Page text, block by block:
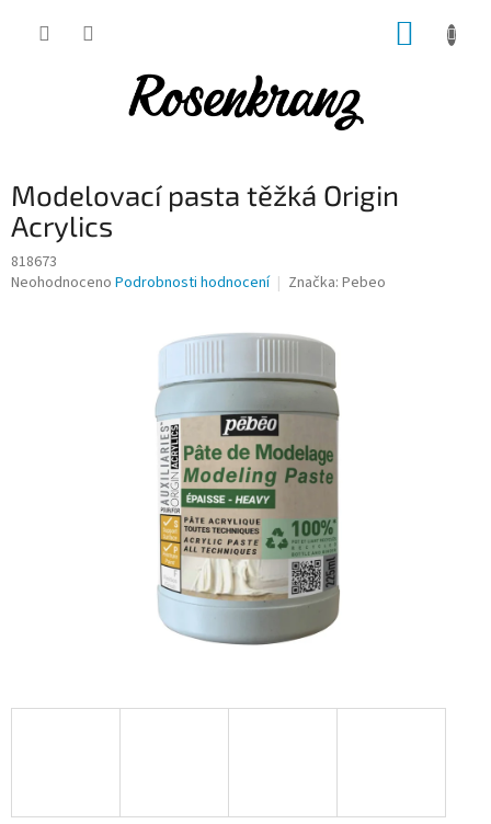
Modelovací pasta těžká Origin
Acrylics
818673
Průměrné
Neohodnoceno Podrobnosti hodnocení Značka: Pebeo